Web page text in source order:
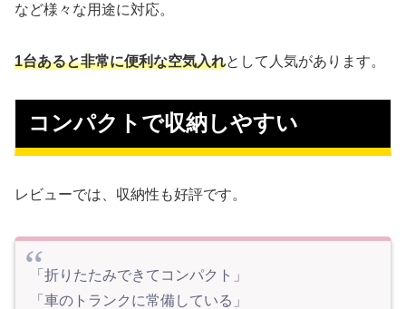
など様々な用途に対応。
1台あると非常に便利な空気入れとして人気があります。
コンパクトで収納しやすい
レビューでは、収納性も好評です。
「折りたたみできてコンパクト」
「車のトランクに常備している」